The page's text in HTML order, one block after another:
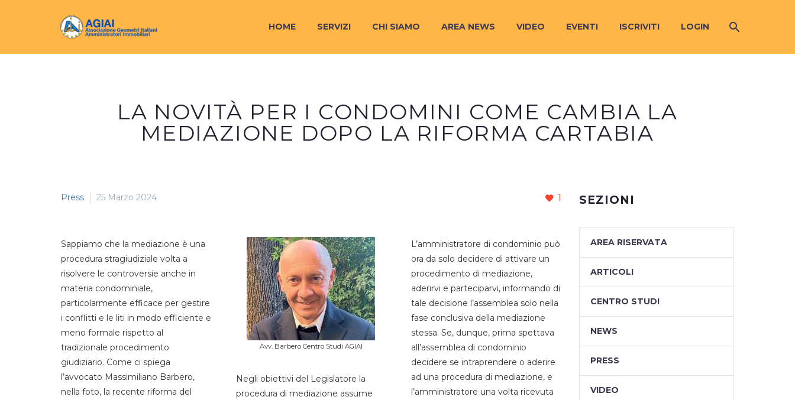
HOME SERVIZI CHI SIAMO AREA NEWS VIDEO EVENTI ISCRIVITI LOGIN
LA NOVITÀ PER I CONDOMINI COME CAMBIA LA
MEDIAZIONE DOPO LA RIFORMA CARTABIA
1
Press 25 Marzo 2024
Sappiamo che la mediazione è una
procedura stragiudiziale volta a
risolvere le controversie anche in
materia condominiale,
particolarmente efficace per gestire
i conflitti e le liti in modo efficiente e
meno formale rispetto al
tradizionale procedimento
giudiziario. Come ci spiega
l’avvocato Massimiliano Barbero,
nella foto, la recente riforma del
Avv. Barbero Centro Studi AGIAI
Negli obiettivi del Legislatore la
procedura di mediazione assume
L’amministratore di condominio può
ora da solo decidere di attivare un
procedimento di mediazione,
aderirvi e parteciparvi, informando di
tale decisione l’assemblea solo nella
fase conclusiva della mediazione
stessa. Se, dunque, prima spettava
all’assemblea di condominio
decidere se intraprendere o aderire
ad una procedura di mediazione, e
l’amministratore una volta ricevuta
SEZIONI
AREA RISERVATA
ARTICOLI
CENTRO STUDI
NEWS
PRESS
VIDEO